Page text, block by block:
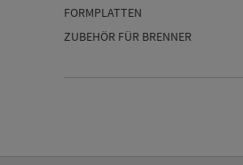
FORMPLATTEN
ZUBEHÖR FÜR BRENNER